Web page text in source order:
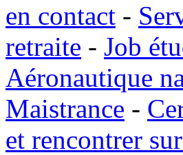
en contact -
retraite - Job
Aéronautique
Maistrance -
et rencontrer